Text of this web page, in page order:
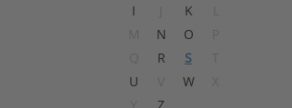
I
K
N O
R S
U
W